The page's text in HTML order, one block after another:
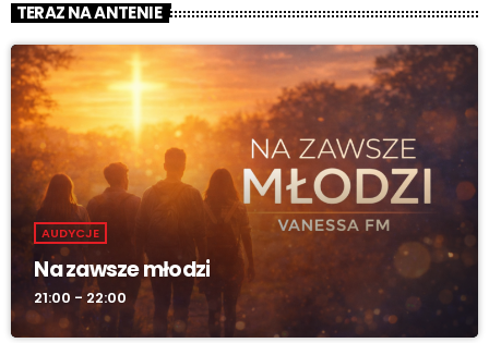
TERAZ NA ANTENIE
AUDYCJE
Na zawsze młodzi
21:00 - 22:00